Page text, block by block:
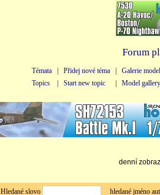
Forum
Témata Přidej nové téma
Galerie
Topics
Start new topic Model gallery
denní
Hledané slovo
hledané jméno